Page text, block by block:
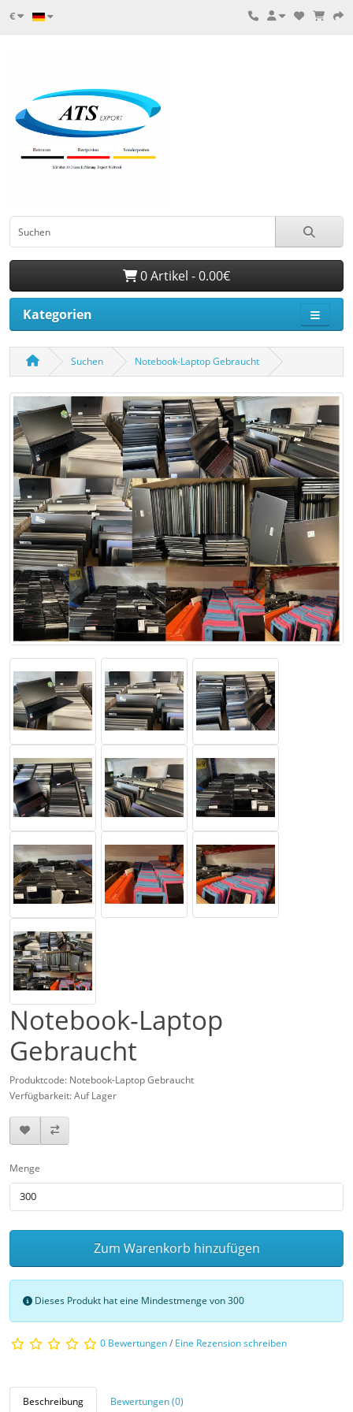
€
0 Artikel - 0.00€
Kategorien
Suchen Notebook-Laptop Gebraucht
Notebook-Laptop
Gebraucht
Produktcode: Notebook-Laptop Gebraucht
Verfügbarkeit: Auf Lager
Menge
Zum Warenkorb hinzufügen
Dieses Produkt hat eine Mindestmenge von 300
0 Bewertungen/ Eine Rezension schreiben
Beschreibung Bewertungen (0)